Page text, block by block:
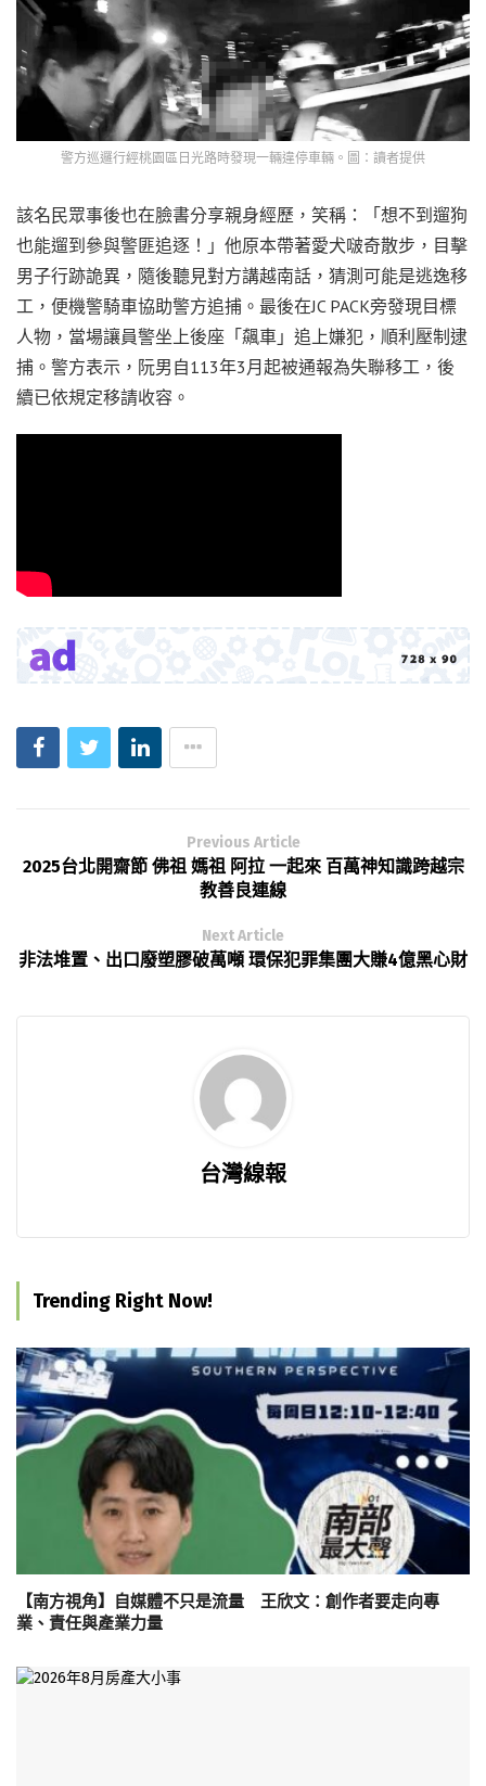
警方巡邏行經桃園區日光路時發現一輛違停車輛。圖：讀者提供
該名民眾事後也在臉書分享親身經歷，笑稱：「想不到遛狗
也能遛到參與警匪追逐！」他原本帶著愛犬啵奇散步，目擊
男子行跡詭異，隨後聽見對方講越南話，猜測可能是逃逸移
工，便機警騎車協助警方追捕。最後在JC PACK旁發現目標
人物，當場讓員警坐上後座「飆車」追上嫌犯，順利壓制逮
捕。警方表示，阮男自113年3月起被通報為失聯移工，後
續已依規定移請收容。
Previous Article
2025台北開齋節 佛祖 媽祖 阿拉 一起來 百萬神知識跨越宗
教善良連線
Next Article
非法堆置、出口廢塑膠破萬噸 環保犯罪集團大賺4億黑心財
台灣線報
Trending Right Now!
【南方視角】自媒體不只是流量 王欣文：創作者要走向專
業、責任與產業力量